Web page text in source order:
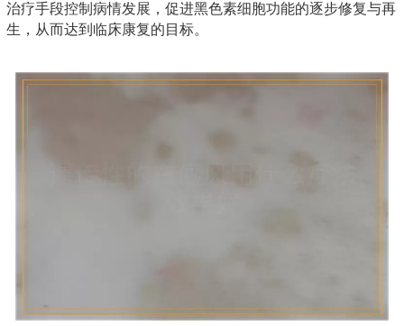
治疗手段控制病情发展，促进黑色素细胞功能的逐步修复与再
生，从而达到临床康复的目标。